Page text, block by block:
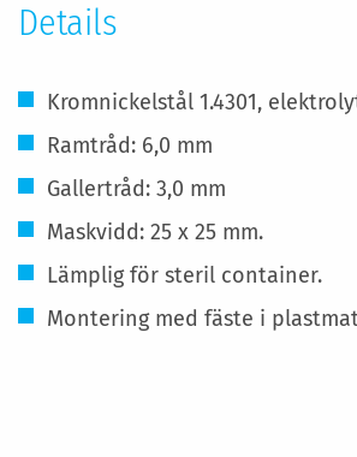
Details
Kromnickelstål 1.4301,
Ramtråd: 6,0 mm
Gallertråd: 3,0 mm
Maskvidd: 25 x 25 mm.
Lämplig för steril container.
Montering med fäste i